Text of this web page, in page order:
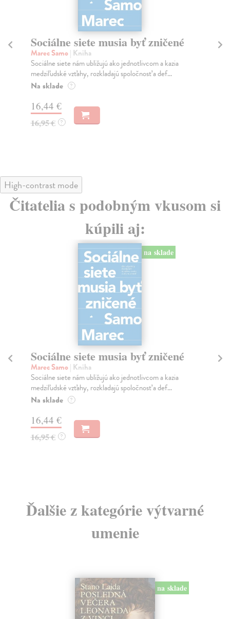
Sociálne siete musia byť zničené
Marec Samo| Kniha
Sociálne siete nám ubližujú ako jednotlivcom a kazia
medziľudské vzťahy, rozkladajú spoločnosť a def...
Na sklade ?
16,44 €
16,95 € ?
High-contrast mode
Čitatelia s podobným vkusom si
kúpili aj:
na sklade
Sociálne siete musia byť zničené
Marec Samo| Kniha
Sociálne siete nám ubližujú ako jednotlivcom a kazia
medziľudské vzťahy, rozkladajú spoločnosť a def...
Na sklade ?
16,44 €
16,95 € ?
Ďalšie z kategórie výtvarné
umenie
na sklade